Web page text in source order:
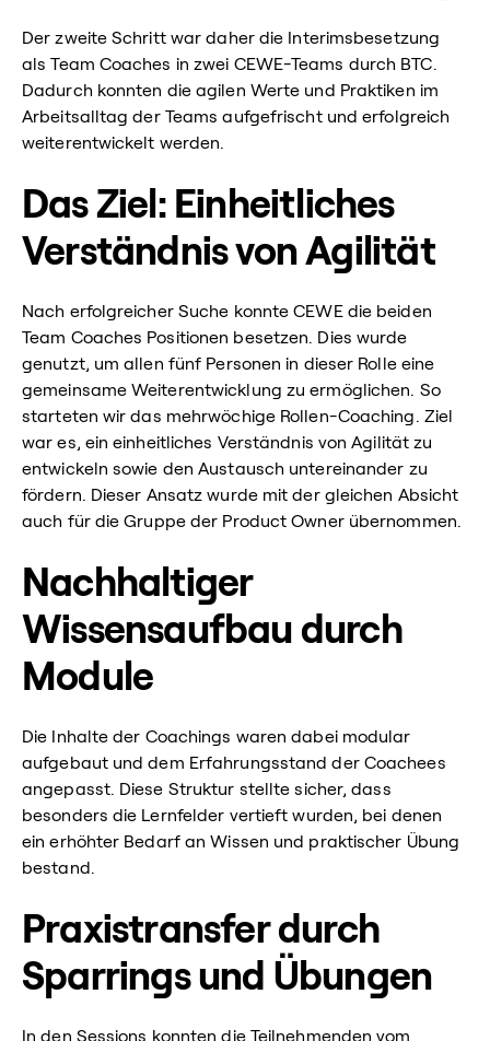
Der zweite Schritt war daher die Interimsbesetzung
als Team Coaches in zwei CEWE-Teams durch BTC.
Dadurch konnten die agilen Werte und Praktiken im
Arbeitsalltag der Teams aufgefrischt und erfolgreich
weiterentwickelt werden.
Das Ziel: Einheitliches
Verständnis von Agilität
Nach erfolgreicher Suche konnte CEWE die beiden
Team Coaches Positionen besetzen. Dies wurde
genutzt, um allen fünf Personen in dieser Rolle eine
gemeinsame Weiterentwicklung zu ermöglichen. So
starteten wir das mehrwöchige Rollen-Coaching. Ziel
war es, ein einheitliches Verständnis von Agilität zu
entwickeln sowie den Austausch untereinander zu
fördern. Dieser Ansatz wurde mit der gleichen Absicht
auch für die Gruppe der Product Owner übernommen.
Nachhaltiger
Wissensaufbau durch
Module
Die Inhalte der Coachings waren dabei modular
aufgebaut und dem Erfahrungsstand der Coachees
angepasst. Diese Struktur stellte sicher, dass
besonders die Lernfelder vertieft wurden, bei denen
ein erhöhter Bedarf an Wissen und praktischer Übung
bestand.
Praxistransfer durch
Sparrings und Übungen
In den Sessions konnten die Teilnehmenden vom